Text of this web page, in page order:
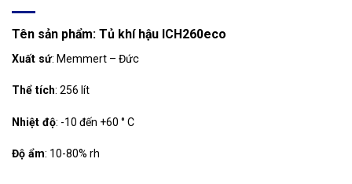
Tên sản phẩm: Tủ khí hậu ICH260eco
Xuất sứ: Memmert – Đức
Thể tích: 256 lít
Nhiệt độ: -10 đến +60 ° C
Độ ẩm: 10-80% rh